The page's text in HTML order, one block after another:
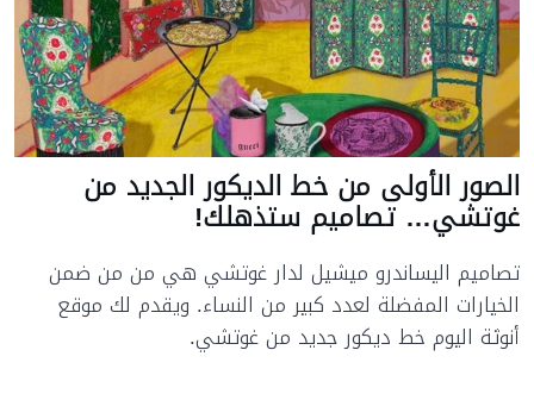
الصور الأولى من خط الديكور الجديد من
غوتشي… تصاميم ستذهلك!
تصاميم اليساندرو ميشيل لدار غوتشي هي من من ضمن
الخيارات المفضلة لعدد كبير من النساء. ويقدم لك موقع
أنوثة اليوم خط ديكور جديد من غوتشي.